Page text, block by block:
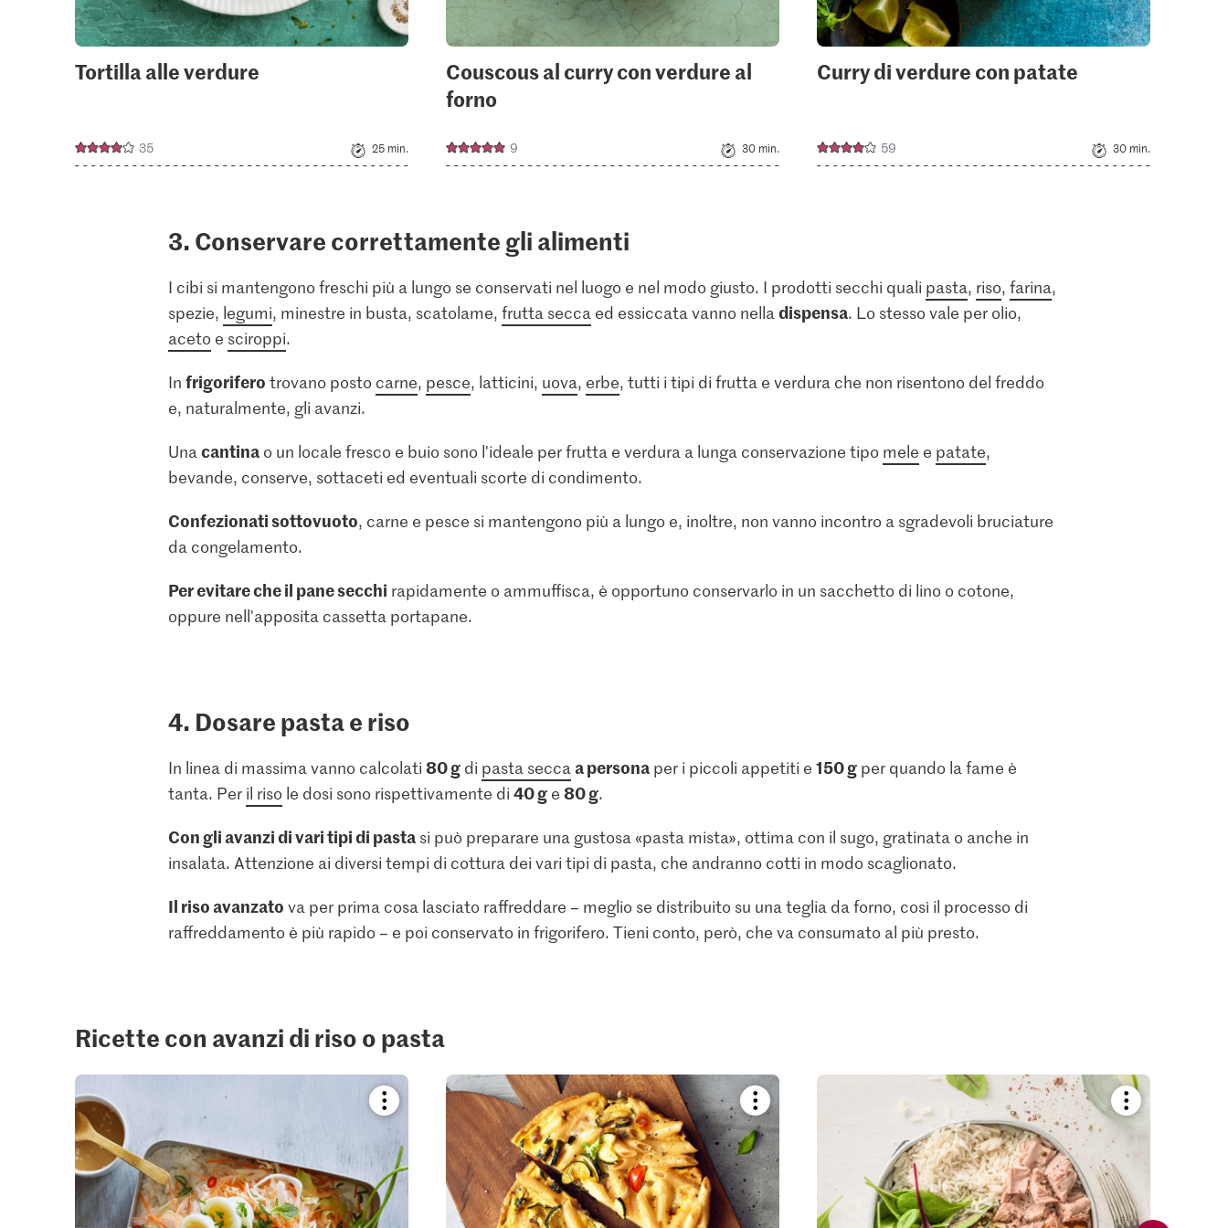
Tortilla alle verdure
35 25 min.
Couscous al curry con verdure al
forno
9 30 min.
Curry di verdure con patate
59 30 min.
3. Conservare correttamente gli alimenti
I cibi si mantengono freschi più a lungo se conservati nel luogo e nel modo giusto. I prodotti secchi quali pasta, riso, farina,
spezie, legumi, minestre in busta, scatolame, frutta seccaed essiccata vanno nelladispensa. Lo stesso vale per olio,
acetoe sciroppi.
In frigorifero trovano posto carne, pesce, latticini, uova, erbe, tutti i tipi di frutta e verdura che non risentono del freddo
e, naturalmente, gli avanzi.
Unacantinao un locale fresco e buio sono l'ideale per frutta e verdura a lunga conservazione tipo mele e patate,
bevande, conserve, sottaceti ed eventuali scorte di condimento.
Confezionati sottovuoto, carne e pesce si mantengono più a lungo e, inoltre, non vanno incontro a sgradevoli bruciature
da congelamento.
Per evitare che il pane secchi rapidamente o ammuffisca, è opportuno conservarlo in un sacchetto di lino o cotone,
oppure nell'apposita cassetta portapane.
4. Dosare pasta e riso
In linea di massima vanno calcolati 80 gdi pasta seccaa personaper i piccoli appetiti e 150 gper quando la fame è
tanta. Per il risole dosi sono rispettivamente di 40 ge 80 g.
Con gli avanzi di vari tipi di pastasi può preparare una gustosa «pasta mista», ottima con il sugo, gratinata o anche in
insalata. Attenzione ai diversi tempi di cottura dei vari tipi di pasta, che andranno cotti in modo scaglionato.
Il riso avanzato va per prima cosa lasciato raffreddare – meglio se distribuito su una teglia da forno, così il processo di
raffreddamento è più rapido – e poi conservato in frigorifero. Tieni conto, però, che va consumato al più presto.
Ricette con avanzi di riso o pasta
Bookmark
recipe
or
add
to
your
collections.
Bookmark
recipe
or
add
it
your
collections.
Bookmark
recipe
it
your
collections.